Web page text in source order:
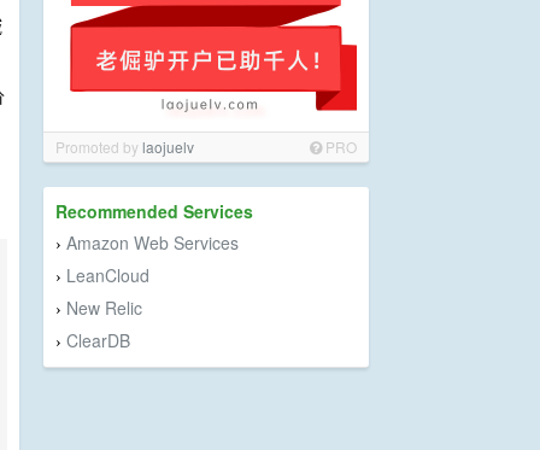
Promoted bylaojuelv PRO
Recommended Services
› Amazon Web Services
› LeanCloud
› New Relic
› ClearDB